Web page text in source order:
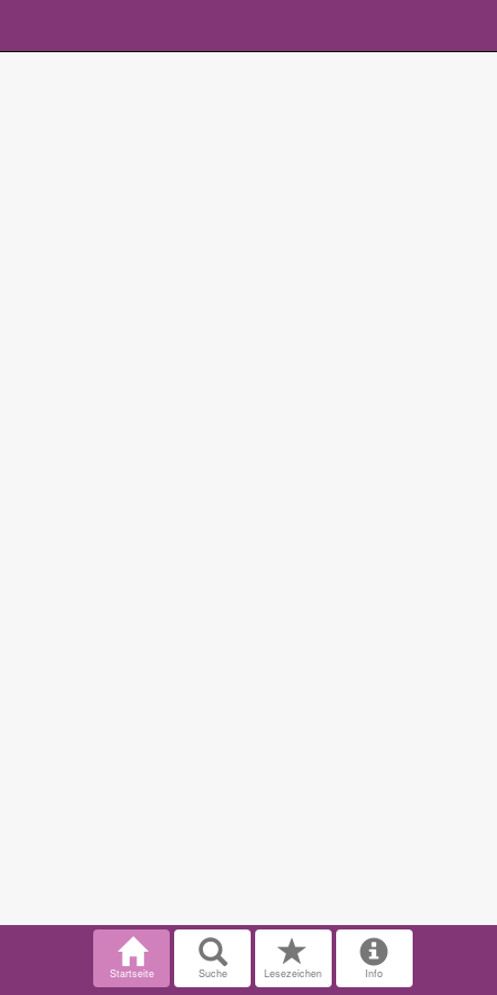
Startseite Suche Lesezeichen Info